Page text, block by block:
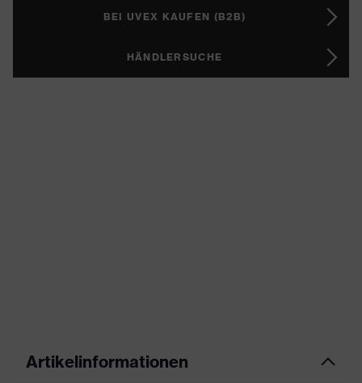
BEI UVEX KAUFEN (B2B)
HÄNDLERSUCHE
Artikelinformationen